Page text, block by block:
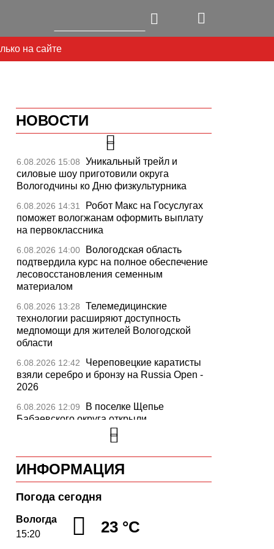
на сайте
НОВОСТИ
6.08.2026 15:08
Уникальный трейл и
силовые шоу приготовили округа
Вологодчины ко Дню физкультурника
6.08.2026 14:31
Робот Макс на Госуслугах
поможет вологжанам оформить выплату
на первоклассника
6.08.2026 14:00
Вологодская область
подтвердила курс на полное обеспечение
лесовосстановления семенным
материалом
6.08.2026 13:28
Телемедицинские
технологии расширяют доступность
медпомощи для жителей Вологодской
области
6.08.2026 12:42
Череповецкие каратисты
взяли серебро и бронзу на Russia Open -
2026
6.08.2026 12:09
В поселке Щепье
Бабаевского округа открыли
отремонтированный мост
в составе сборной РФ взяла золото
«Матча Дружбы» в Китае
6.08.2026 11:15 Вологодские племенные
тонн молока за первое полугодие
6.08.2026 10:32
ИНФОРМАЦИЯ
Погода сегодня
Вологда
15:20
23 °C